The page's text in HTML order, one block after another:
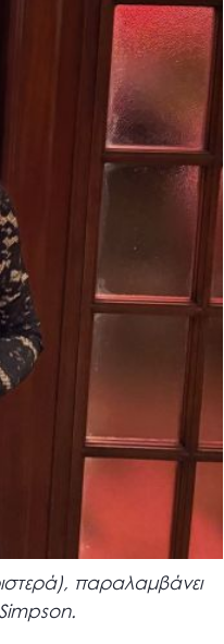
παραλαμβάνει